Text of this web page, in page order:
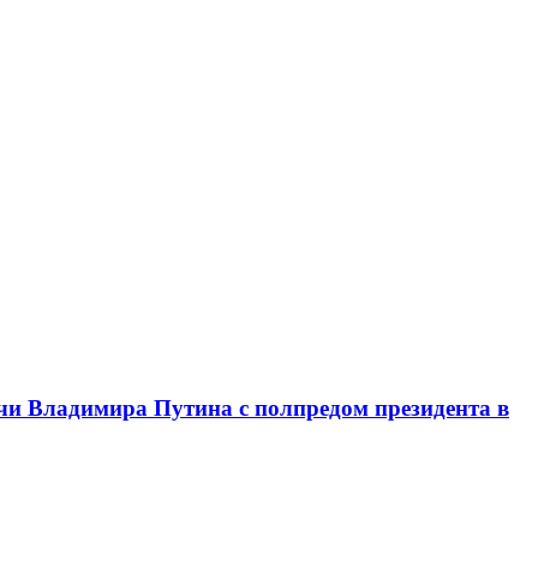
Владимира Путина с полпредом президента в